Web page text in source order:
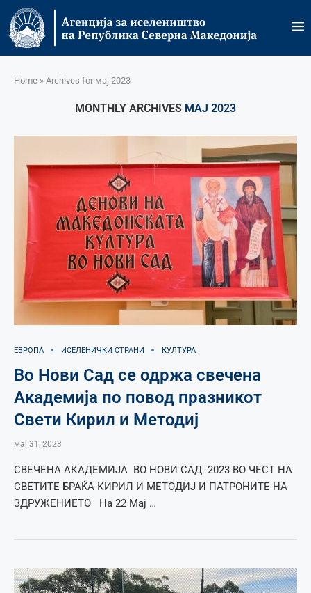
Home » Archives for мај 2023
MONTHLY ARCHIVES МАЈ 2023
ЕВРОПА ИСЕЛЕНИЧКИ СТРАНИ КУЛТУРА
Во Нови Сад се одржа свечена
Академија по повод празникот
Свети Кирил и Методиј
мај 31, 2023
СВЕЧЕНА АКАДЕМИЈА ВО НОВИ САД 2023 ВО ЧЕСТ НА
СВЕТИТЕ БРАЌА КИРИЛ И МЕТОДИЈ И ПАТРОНИТЕ НА
ЗДРУЖЕНИЕТО На 22 Мај …